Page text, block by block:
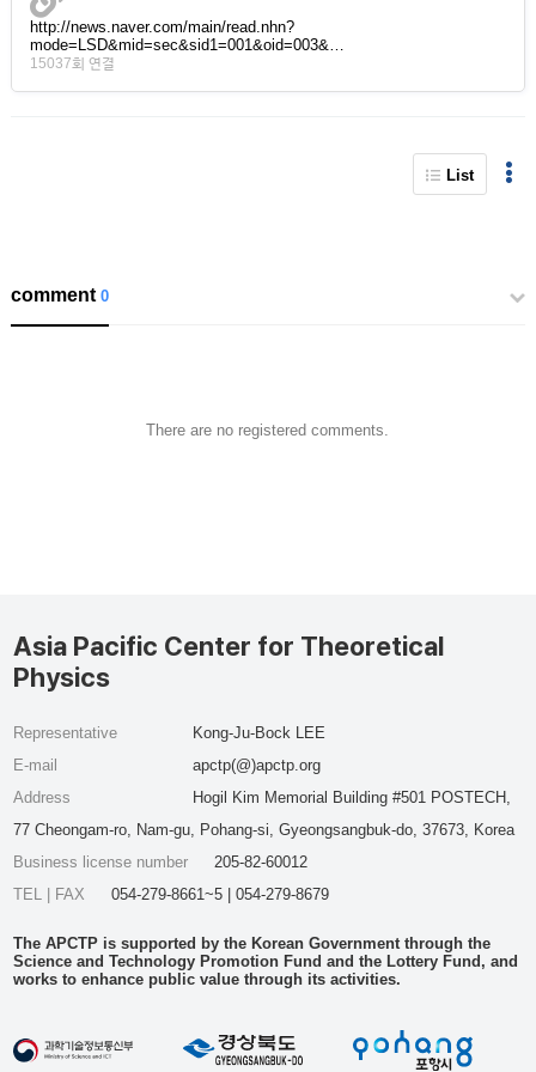
http://news.naver.com/main/read.nhn?
mode=LSD&mid=sec&sid1=001&oid=003&…
15037회 연결
List
comment0
There are no registered comments.
Asia Pacific Center for Theoretical
Physics
Representative
Kong-Ju-Bock LEE
E-mail
apctp(@)apctp.org
Address
Hogil Kim Memorial Building #501 POSTECH,
77 Cheongam-ro, Nam-gu, Pohang-si, Gyeongsangbuk-do, 37673, Korea
Business license number
205-82-60012
TEL | FAX
054-279-8661~5 | 054-279-8679
The APCTP is supported by the Korean Government through the
Science and Technology Promotion Fund and the Lottery Fund, and
works to enhance public value through its activities.